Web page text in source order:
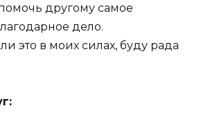
другому самое
дело.
это в моих силах, буду рада